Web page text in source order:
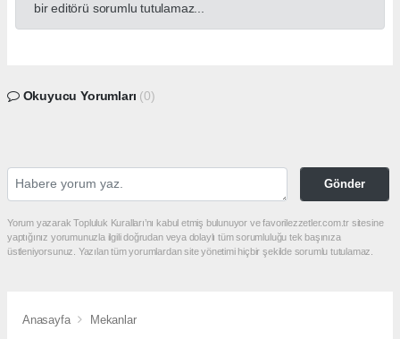
bir editörü sorumlu tutulamaz...
Okuyucu Yorumları (0)
Gönder
Yorum yazarak Topluluk Kuralları’nı kabul etmiş bulunuyor ve favorilezzetler.com.tr sitesine
yaptığınız yorumunuzla ilgili doğrudan veya dolaylı tüm sorumluluğu tek başınıza
üstleniyorsunuz. Yazılan tüm yorumlardan site yönetimi hiçbir şekilde sorumlu tutulamaz.
Anasayfa Mekanlar